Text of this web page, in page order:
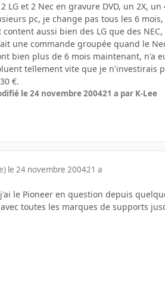
2 LG et 2 Nec en gravure DVD, un 2X,
pc, je change pas tous les 6
content aussi bien des LG que des
une commande groupée quand le
bien plus de 6 mois maintenant, n'a
tellement vite que je n'investirais
€.
le 24 novembre 200421 a par K-Lee
le 24 novembre 200421 a
j'ai le Pioneer en question depuis
toutes les marques de supports